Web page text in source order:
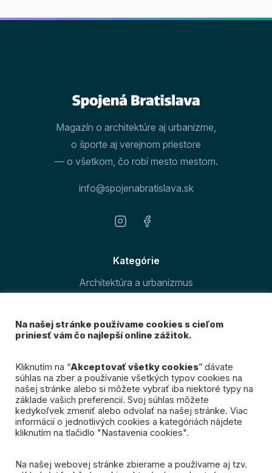
Magazín o architektúre aj urbanizme,
o športe aj verejnom priestore
— o všetkom, čo robí mesto mestom.
info@spojenabratislava.sk
Kategórie
Architektúra a urbanizmus
O magazíne
Prihláste sa k odberu
nášho newslettra
Mám záujem
Na našej stránke používame cookies s cieľom
priniesť vám čo najlepší online zážitok.
Kliknutím na “Akceptovať všetky cookies” dávate
súhlas na zber a používanie všetkých typov cookies na
našej stránke alebo si môžete vybrať iba niektoré typy na
základe vašich preferencií. Svoj súhlas môžete
kedykoľvek zmeniť alebo odvolať na našej stránke. Viac
informácií o jednotlivých cookies a kategóriách nájdete
kliknutím na tlačidlo "Nastavenia cookies".
Na našej webovej stránke zbierame a používame aj tzv.